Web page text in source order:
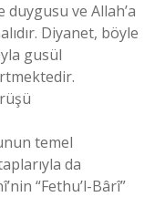
ve Allah’a
Diyanet, böyle
gusül
temel
da
“Fethu’l-Bârî”